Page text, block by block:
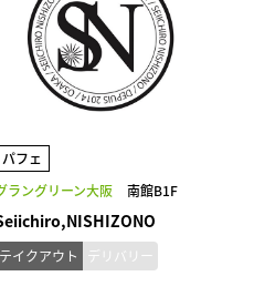
パフェ
ラングリーン大阪
南館B1F
テイクアウト デリバリー